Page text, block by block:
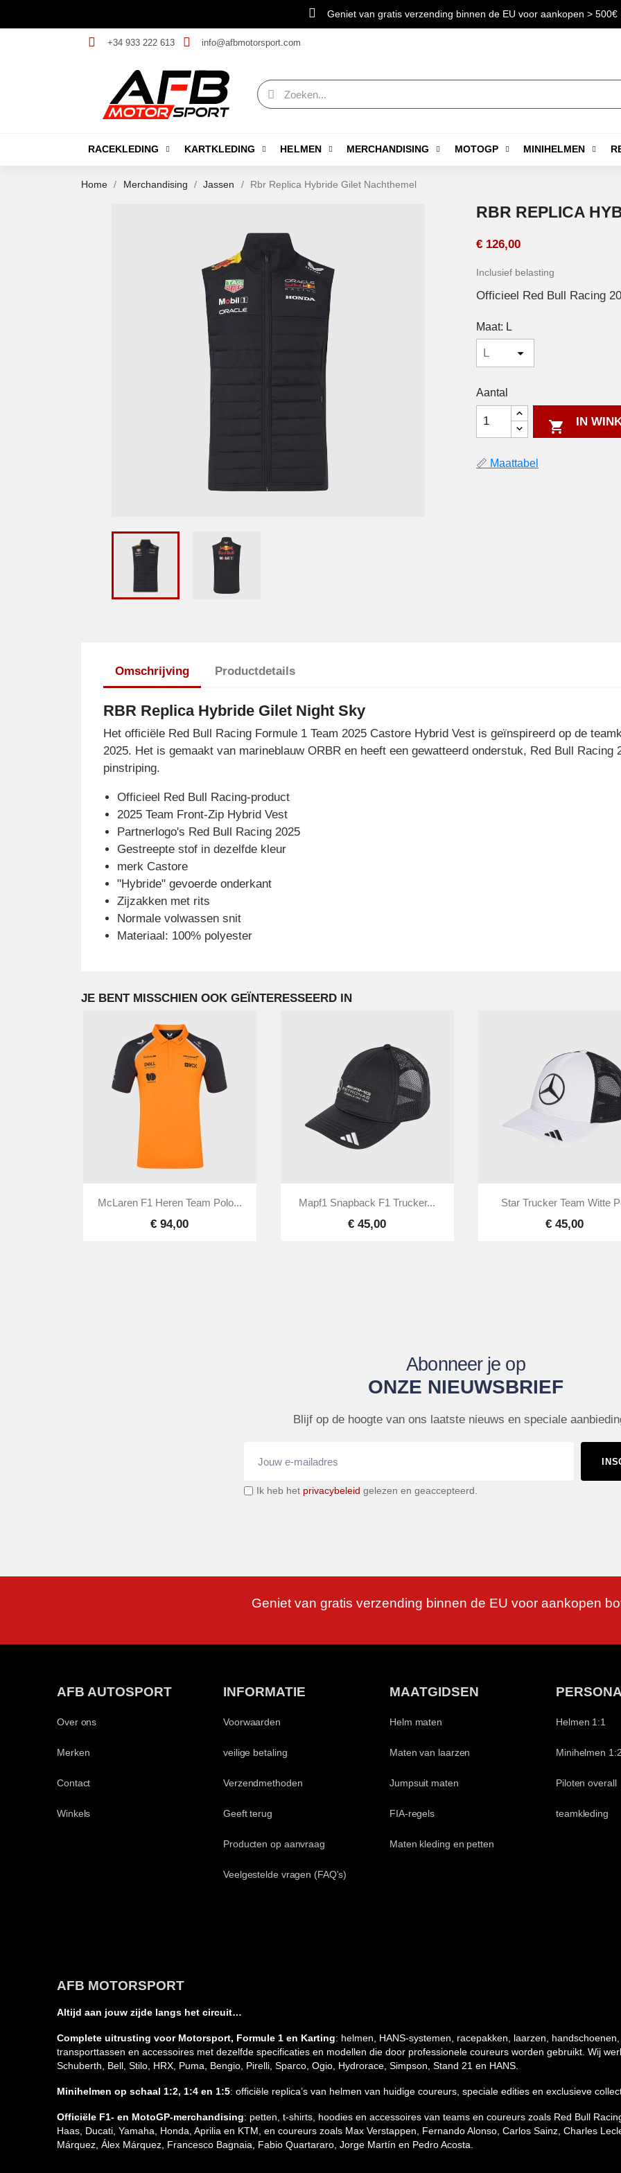
Geniet van gratis verzending binnen de EU voor aankopen > 500€
+34 933 222 613 info@afbmotorsport.com
RACEKLEDING KARTKLEDING HELMEN MERCHANDISING MOTOGP MINIHELMEN
Home Merchandising Jassen Rbr Replica Hybride Gilet Nachthemel
RBR REPLICA
€ 126,00
Inclusief belasting
Officieel Red Bull Racing
Maat: L
Aantal
 IN
📏 Maattabel
Omschrijving Productdetails
RBR Replica Hybride Gilet Night Sky
Het officiële Red Bull Racing Formule 1 Team 2025 Castore Hybrid Vest is geïnspireerd op de
2025. Het is gemaakt van marineblauw ORBR en heeft een gewatteerd onderstuk, Red Bull Racing
pinstriping.
Officieel Red Bull Racing-product
2025 Team Front-Zip Hybrid Vest
Partnerlogo's Red Bull Racing 2025
Gestreepte stof in dezelfde kleur
merk Castore
"Hybride" gevoerde onderkant
Zijzakken met rits
Normale volwassen snit
Materiaal: 100% polyester
JE BENT MISSCHIEN OOK GEÏNTERESSEERD IN
 Snel bekijken
McLaren F1 Heren Team Polo...
€ 94,00
Snel bekijken
Mapf1 Snapback F1 Trucker...
€ 45,00
Snel bekijken
Star Trucker Team Witte
€ 45,00
Abonneer je op
ONZE NIEUWSBRIEF
Blijf op de hoogte van ons laatste nieuws en speciale
Ik heb het privacybeleid gelezen en geaccepteerd.
Geniet van gratis verzending binnen de EU voor aankopen
AFB AUTOSPORT
Over ons
Merken
Contact
Winkels
INFORMATIE
Voorwaarden
veilige betaling
Verzendmethoden
Geeft terug
Producten op aanvraag
Veelgestelde vragen (FAQ's)
MAATGIDSEN
Helm maten
Maten van laarzen
Jumpsuit maten
FIA-regels
Maten kleding en petten
Helmen 1:1
Minihelmen
Piloten overall
teamkleding
AFB MOTORSPORT
Altijd aan jouw zijde langs het circuit…
Complete uitrusting voor Motorsport, Formule 1 en Karting: helmen, HANS-systemen, racepakken, laarzen,
transporttassen en accessoires met dezelfde specificaties en modellen die door professionele coureurs worden gebruikt. Wij
Schuberth, Bell, Stilo, HRX, Puma, Bengio, Pirelli, Sparco, Ogio, Hydrorace, Simpson, Stand 21 en HANS.
Minihelmen op schaal 1:2, 1:4 en 1:5: officiële replica’s van helmen van huidige coureurs, speciale edities en exclusieve
Officiële F1- en MotoGP-merchandising: petten, t-shirts, hoodies en accessoires van teams en coureurs zoals Red Bull
Haas, Ducati, Yamaha, Honda, Aprilia en KTM, en coureurs zoals Max Verstappen, Fernando Alonso, Carlos Sainz, Charles
Márquez, Álex Márquez, Francesco Bagnaia, Fabio Quartararo, Jorge Martín en Pedro Acosta.